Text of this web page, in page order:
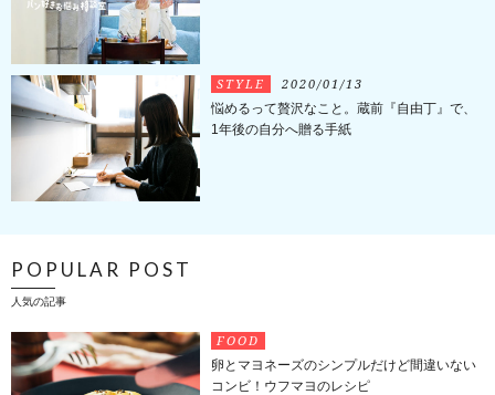
STYLE 2020/01/13
悩めるって贅沢なこと。蔵前『自由丁』で、
1年後の自分へ贈る手紙
POPULAR POST
人気の記事
FOOD
卵とマヨネーズのシンプルだけど間違いない
コンビ！ウフマヨのレシピ